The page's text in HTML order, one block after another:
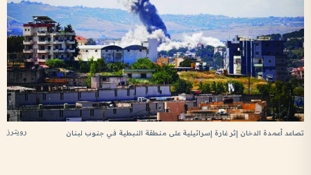
رويترز تصاعد أعمدة الدخان إثر غارة إسرائيلية على منطقة النبطية في جنوب لبنان